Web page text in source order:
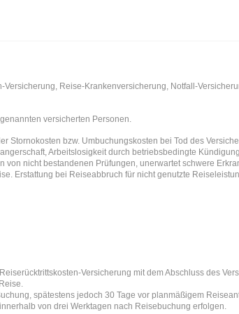
Versicherung, Reise-Krankenversicherung, Notfall-
versicherten Personen.
Stornokosten bzw. Umbuchungskosten bei Tod des
Arbeitslosigkeit durch betriebsbedingte
von nicht bestandenen Prüfungen, unerwartet schwere
Erstattung bei Reiseabbruch für nicht genutzte
Versicherung mit dem Abschluss des
spätestens jedoch 30 Tage vor planmäßigem
von drei Werktagen nach Reisebuchung erfolgen.